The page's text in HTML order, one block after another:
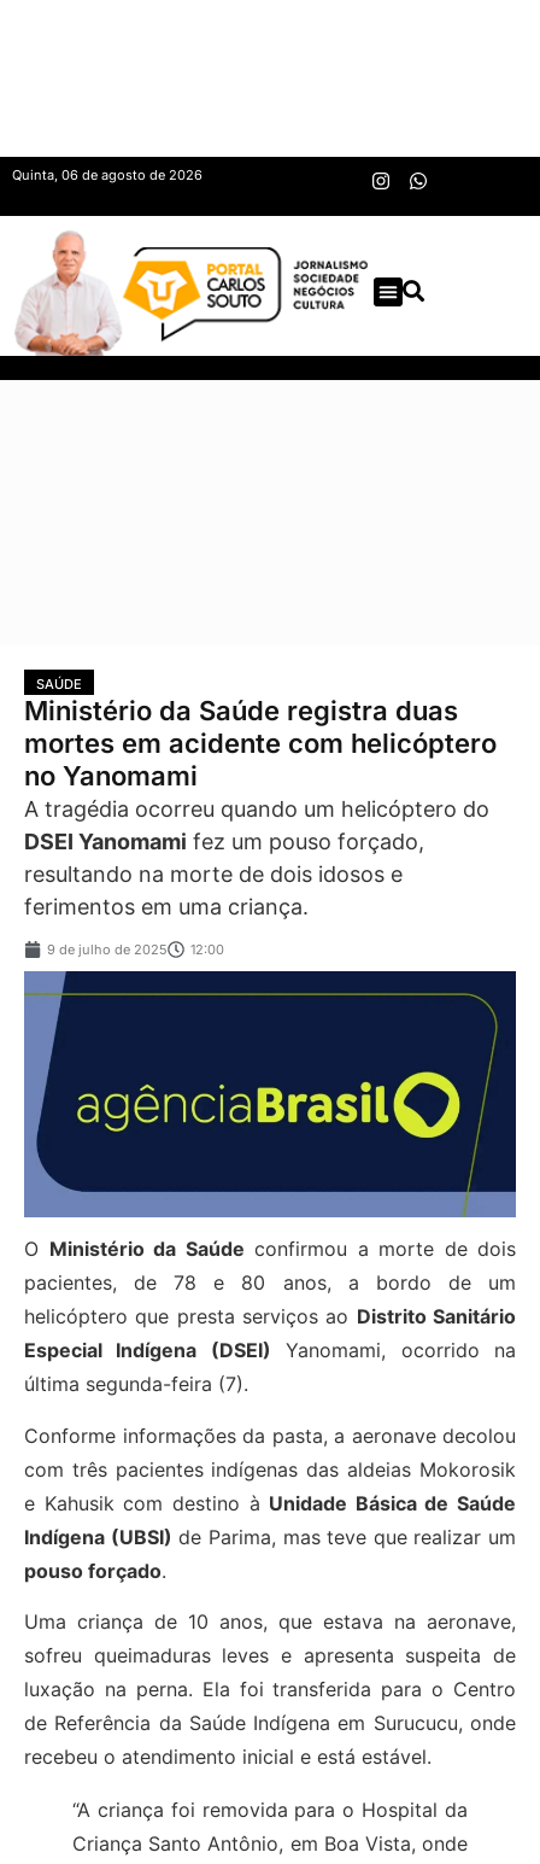
Quinta, 06 de agosto de 2026
SAÚDE
Ministério da Saúde registra duas
mortes em acidente com helicóptero
no Yanomami
A tragédia ocorreu quando um helicóptero do
DSEI Yanomami fez um pouso forçado,
resultando na morte de dois idosos e
ferimentos em uma criança.
9 de julho de 2025 12:00
O Ministério da Saúde confirmou a morte de dois
pacientes, de 78 e 80 anos, a bordo de um
helicóptero que presta serviços ao Distrito Sanitário
Especial Indígena (DSEI) Yanomami, ocorrido na
última segunda-feira (7).
Conforme informações da pasta, a aeronave decolou
com três pacientes indígenas das aldeias Mokorosik
e Kahusik com destino à Unidade Básica de Saúde
Indígena (UBSI) de Parima, mas teve que realizar um
pouso forçado.
Uma criança de 10 anos, que estava na aeronave,
sofreu queimaduras leves e apresenta suspeita de
luxação na perna. Ela foi transferida para o Centro
de Referência da Saúde Indígena em Surucucu, onde
recebeu o atendimento inicial e está estável.
“A criança foi removida para o Hospital da
Criança Santo Antônio, em Boa Vista, onde